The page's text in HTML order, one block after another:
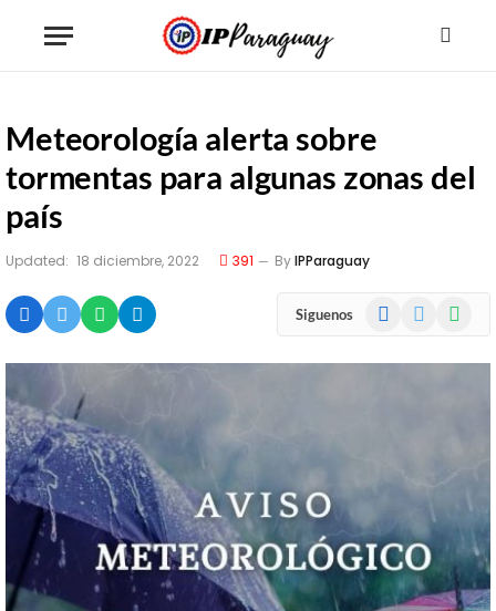
Meteorología alerta sobre
tormentas para algunas zonas del
país
Updated: 18 diciembre, 2022 391 ByIPParaguay
Siguenos Facebook